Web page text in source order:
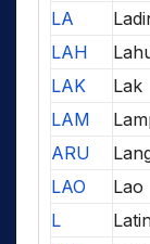
LA
LAH
LAK
Lak
LAM
ARU
LAO
Lao
L